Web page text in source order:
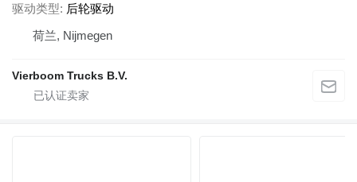
驱动类型
后轮驱动
荷兰, Nijmegen
Vierboom Trucks B.V.